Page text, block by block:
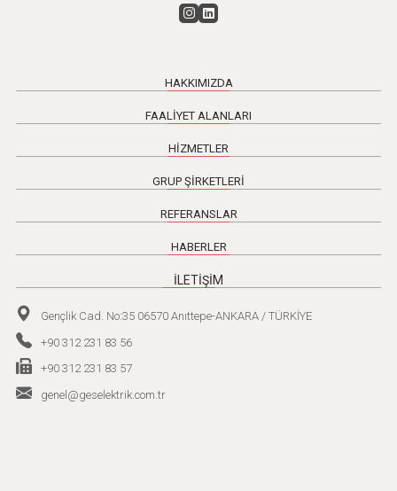
HAKKIMIZDA
FAALİYET ALANLARI
HİZMETLER
GRUP ŞİRKETLERİ
REFERANSLAR
HABERLER
İLETİŞİM
Gençlik Cad. No:35 06570 Anıttepe-ANKARA / TÜRKİYE
+90 312 231 83 56
+90 312 231 83 57
genel@geselektrik.com.tr